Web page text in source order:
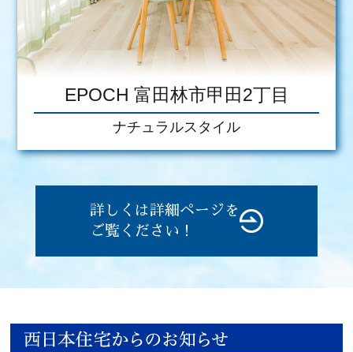
EPOCH 富田林市甲田2丁目
ナチュラルスタイル
詳しくは詳細ページを
ご覧ください！